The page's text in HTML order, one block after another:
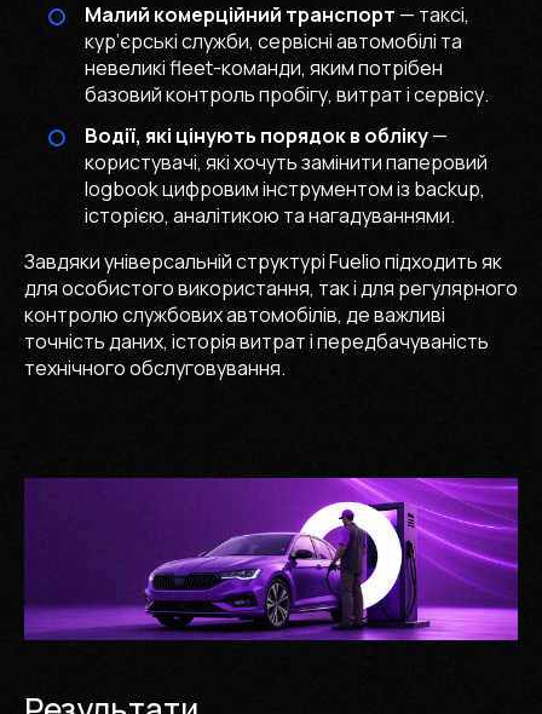
Малий комерційний транспорт — таксі,
кур’єрські служби, сервісні автомобілі та
невеликі fleet-команди, яким потрібен
базовий контроль пробігу, витрат і сервісу.
Водії, які цінують порядок в обліку—
користувачі, які хочуть замінити паперовий
logbook цифровим інструментом із backup,
історією, аналітикою та нагадуваннями.
Завдяки універсальній структурі Fuelio підходить як
для особистого використання, так і для регулярного
контролю службових автомобілів, де важливі
точність даних, історія витрат і передбачуваність
технічного обслуговування.